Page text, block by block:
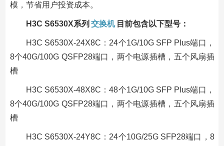
模，节省用户投资成本。
H3C S6530X系列 交换机 目前包含以下型号：
H3C S6530X-24X8C：24个1G/10G SFP Plus端口，
8个40G/100G QSFP28端口，两个电源插槽，五个风扇插
槽
H3C S6530X-48X8C：48个1G/10G SFP Plus端口，
8个40G/100G QSFP28端口，两个电源插槽，五个风扇插
槽
H3C S6530X-24Y8C：24个10G/25G SFP28端口，8